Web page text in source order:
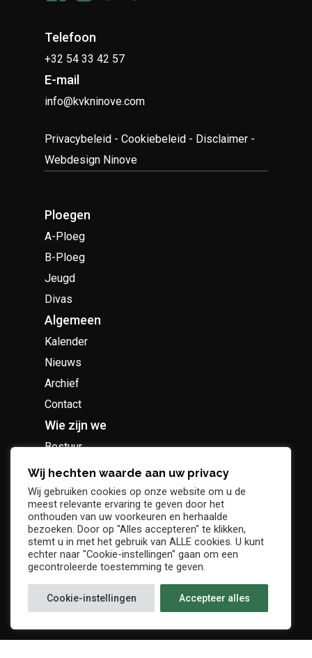
Telefoon
+32 54 33 42 57
E-mail
info@kvkninove.com
Privacybeleid -Cookiebeleid - Disclaimer -
Webdesign Ninove
Ploegen
A-Ploeg
B-Ploeg
Jeugd
Divas
Algemeen
Kalender
Nieuws
Archief
Contact
Wie zijn we
Bestuur
Geschiedenis
Supportersclub
Socio Business Club
Wij hechten waarde aan uw privacy
Wij gebruiken cookies op onze website om u de
meest relevante ervaring te geven door het
onthouden van uw voorkeuren en herhaalde
bezoeken. Door op "Alles accepteren" te klikken,
stemt u in met het gebruik van ALLE cookies. U kunt
echter naar "Cookie-instellingen" gaan om een
gecontroleerde toestemming te geven.
Cookie-instellingen Accepteer alles